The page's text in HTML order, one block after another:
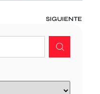
SIGUIENTE